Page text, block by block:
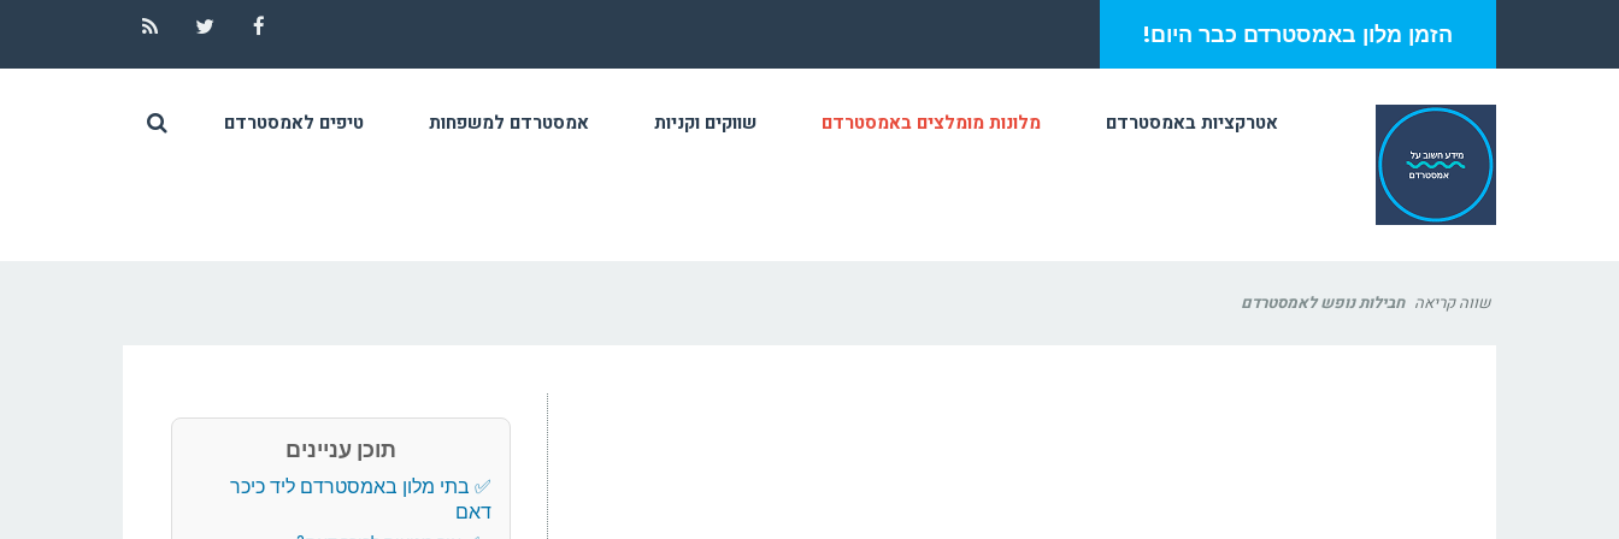
הזמן מלון באמסטרדם כבר היום!
אטרקציות באמסטרדם מלונות מומלצים באמסטרדם שווקים וקניות אמסטרדם למשפחות טיפים לאמסטרדם
שווה קריאה חבילות נופש לאמסטרדם
תוכן עניינים
בתי מלון באמסטרדם ליד כיכר
דאם